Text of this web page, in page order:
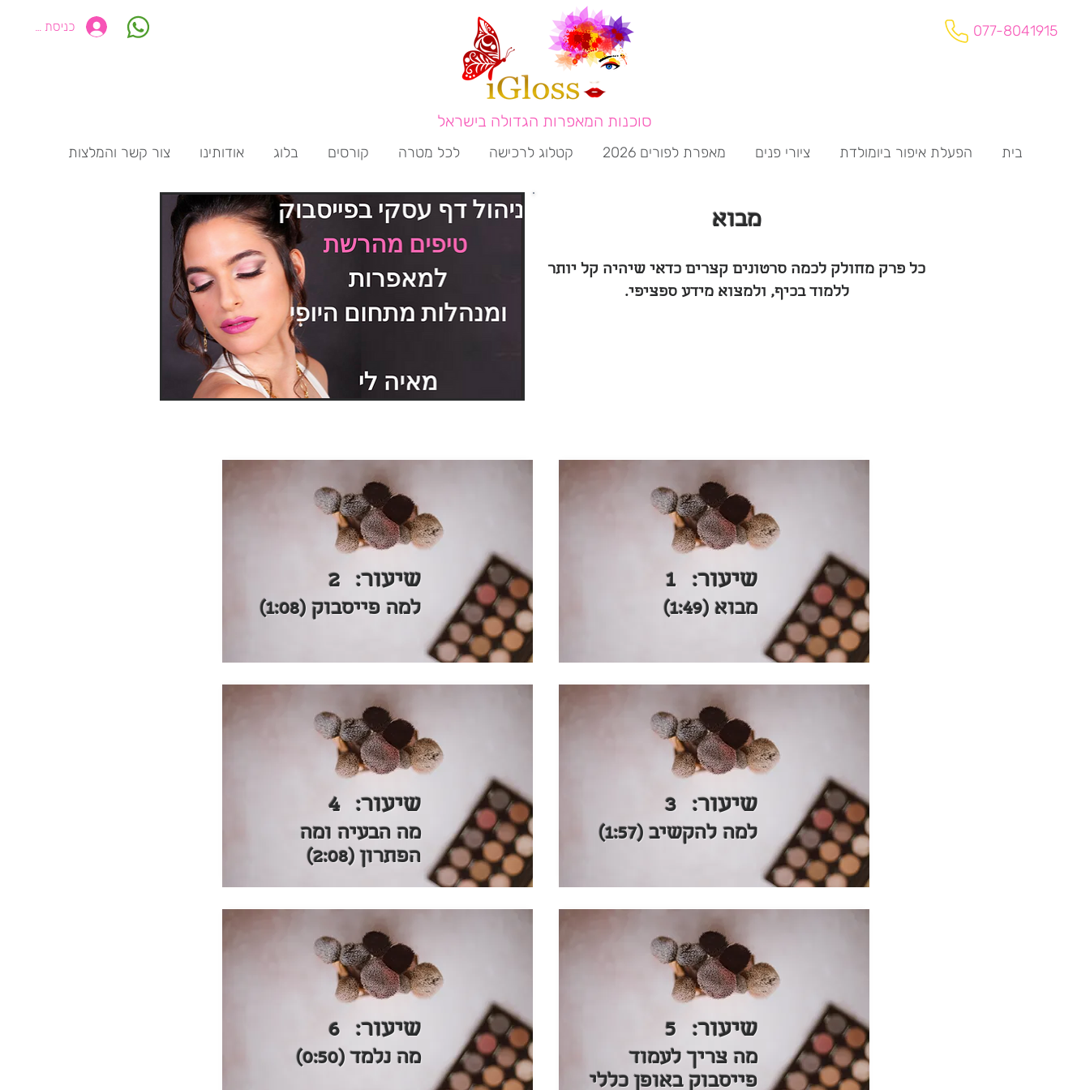
כניסת חברים
סוכנות המאפרות הגדולה בישראל
077-8041915
בית הפעלת איפור ביומולדת ציורי פנים מאפרת לפורים 2026 קטלוג לרכישה לכל מטרה קורסים בלוג אודותינו צור קשר והמלצות
מבוא
כל פרק מחולק לכמה סרטונים קצרים כדאי שיהיה קל יותר
ללמוד בכיף, ולמצוא מידע ספציפי.
שיעור: 1
מבוא (1:49)
שיעור: 3
למה להקשיב (1:57)
שיעור: 5
מה צריך לעמוד
פייסבוק באופן כללי
שיעור: 2
למה פייסבוק (1:08)
שיעור: 4
מה הבעיה ומה
הפתרון (2:08)
שיעור: 6
מה נלמד (0:50)